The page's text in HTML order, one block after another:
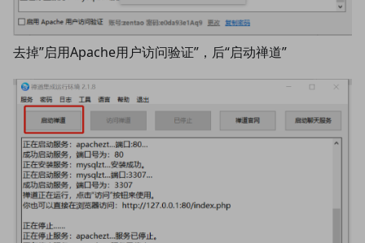
去掉”启用Apache用户访问验证”，后“启动禅道”